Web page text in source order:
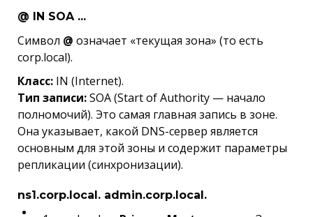
@ IN SOA ...
Символ @ означает «текущая зона» (то есть
corp.local).
Класс: IN (Internet).
Тип записи:SOA (Start of Authority — начало
полномочий). Это самая главная запись в зоне.
Она указывает, какой DNS-сервер является
основным для этой зоны и содержит параметры
репликации (синхронизации).
ns1.corp.local. admin.corp.local.